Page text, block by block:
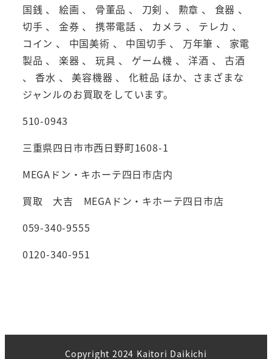
国銭 、 絵画 、 骨董品 、 刀剣 、 勲章 、 食器 、
切手 、 金券 、 携帯電話 、 カメラ 、 テレカ 、
コイン 、 中国美術 、 中国切手 、 万年筆 、 家電
製品 、 楽器 、 玩具 、 ゲーム機 、 洋酒 、 古酒
、 香水 、 美容機器 、 化粧品 ほか、さまざまな
ジャンルのお買取をしています。
510-0943
三重県四日市市西日野町1608-1
MEGAドン・キホーテ四日市店内
買取 大吉 MEGAドン・キホーテ四日市店
059-340-9555
0120-340-951
Copyright 2024 Kaitori Daikichi